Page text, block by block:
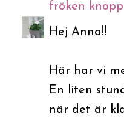
fröken knopp
Hej Anna!!
Här har vi
En liten
när det är